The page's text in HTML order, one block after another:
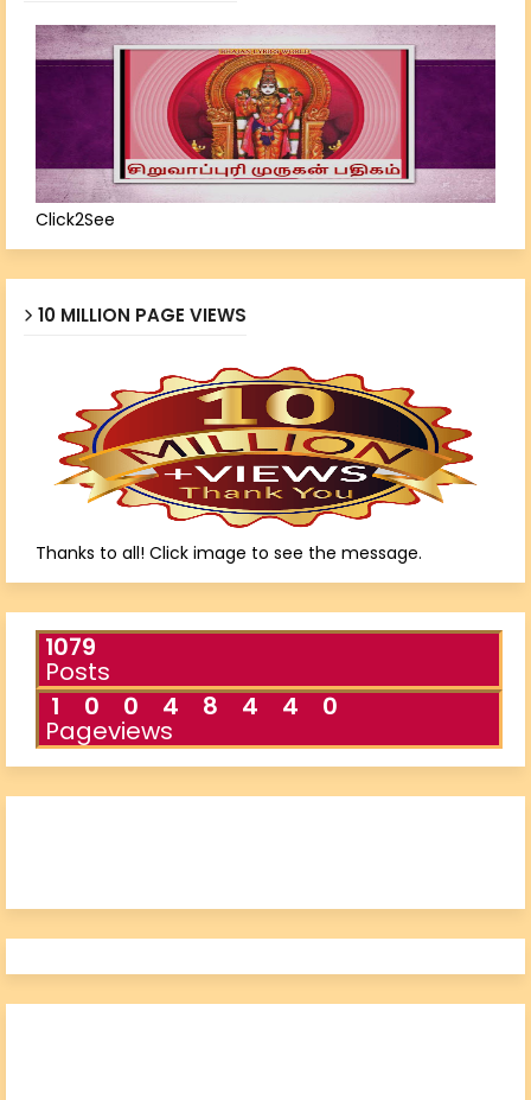
Click2See
10 MILLION PAGE VIEWS
Thanks to all! Click image to see the message.
1079
Posts
1
0 0 4 8 4 4 0
Pageviews